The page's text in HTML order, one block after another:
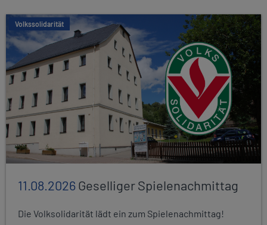
Volkssolidarität
11.08.2026Geselliger Spielenachmittag
Die Volksolidarität lädt ein zum Spielenachmittag!